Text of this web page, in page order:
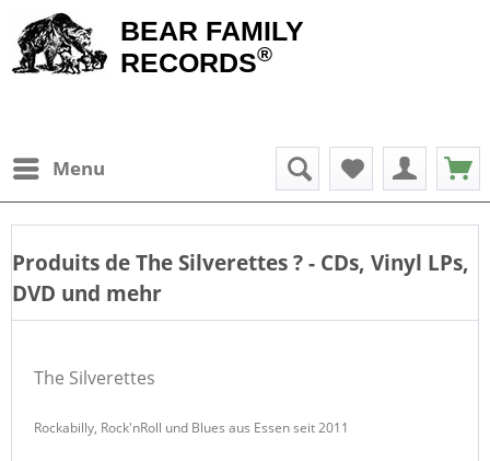
BEAR FAMILY
RECORDS®
Menu
Produits deThe Silverettes? - CDs, Vinyl LPs,
DVD und mehr
The Silverettes
Rockabilly, Rock'nRoll und Blues aus Essen seit 2011